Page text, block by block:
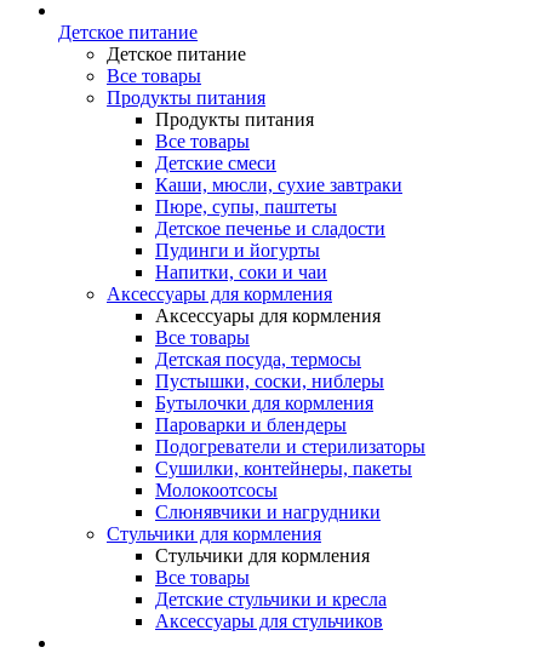
Детское питание
Детское питание
Все товары
Продукты питания
Продукты питания
Все товары
Детские смеси
Каши, мюсли, сухие завтраки
Пюре, супы, паштеты
Детское печенье и сладости
Пудинги и йогурты
Напитки, соки и чаи
Аксессуары для кормления
Аксессуары для кормления
Все товары
Детская посуда, термосы
Пустышки, соски, ниблеры
Бутылочки для кормления
Пароварки и блендеры
Подогреватели и стерилизаторы
Сушилки, контейнеры, пакеты
Молокоотсосы
Слюнявчики и нагрудники
Стульчики для кормления
Стульчики для кормления
Все товары
Детские стульчики и кресла
Аксессуары для стульчиков